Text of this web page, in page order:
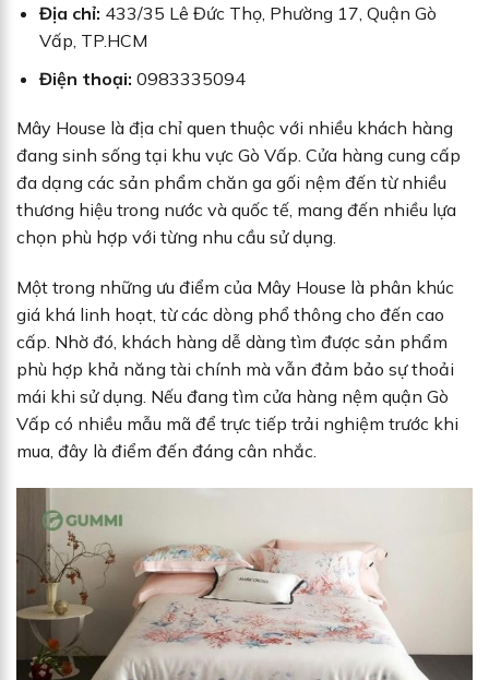
Địa chỉ: 433/35 Lê Đức Thọ, Phường 17, Quận Gò
Vấp, TP.HCM
Điện thoại: 0983335094
Mây House là địa chỉ quen thuộc với nhiều khách hàng
đang sinh sống tại khu vực Gò Vấp. Cửa hàng cung cấp
đa dạng các sản phẩm chăn ga gối nệm đến từ nhiều
thương hiệu trong nước và quốc tế, mang đến nhiều lựa
chọn phù hợp với từng nhu cầu sử dụng.
Một trong những ưu điểm của Mây House là phân khúc
giá khá linh hoạt, từ các dòng phổ thông cho đến cao
cấp. Nhờ đó, khách hàng dễ dàng tìm được sản phẩm
phù hợp khả năng tài chính mà vẫn đảm bảo sự thoải
mái khi sử dụng. Nếu đang tìm cửa hàng nệm quận Gò
Vấp có nhiều mẫu mã để trực tiếp trải nghiệm trước khi
mua, đây là điểm đến đáng cân nhắc.